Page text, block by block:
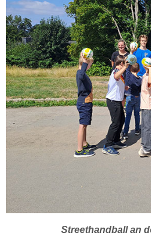
Streethandball an